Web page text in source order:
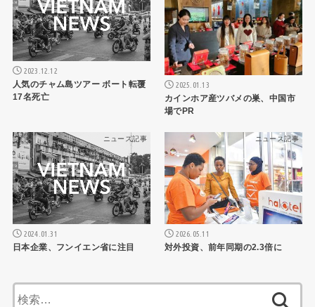
2023.12.12
人気のチャム島ツアー ボート転覆
17名死亡
2025.01.13
カインホア産ツバメの巣、中国市
場でPR
ニュース記事
2024.01.31
日本企業、フンイエン省に注目
ニュース記事
2026.05.11
対外投資、前年同期の2.3倍に